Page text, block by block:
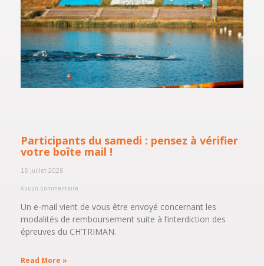
Participants du samedi : pensez à vérifier
votre boîte mail !
16 juillet 2026
Aucun commentaire
Un e-mail vient de vous être envoyé concernant les
modalités de remboursement suite à l’interdiction des
épreuves du CH’TRIMAN.
Read More »